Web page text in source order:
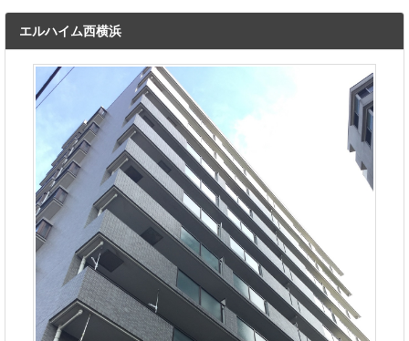
エルハイム西横浜